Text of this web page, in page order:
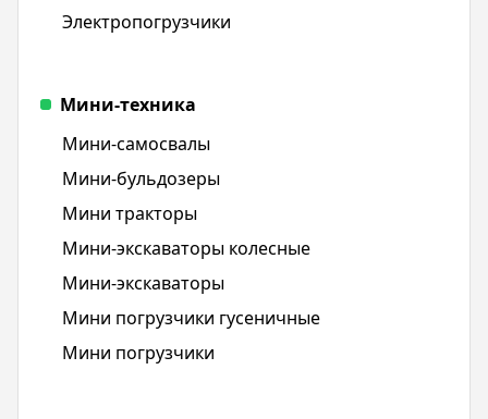
Электропогрузчики
Мини-техника
Мини-самосвалы
Мини-бульдозеры
Мини тракторы
Мини-экскаваторы колесные
Мини-экскаваторы
Мини погрузчики гусеничные
Мини погрузчики